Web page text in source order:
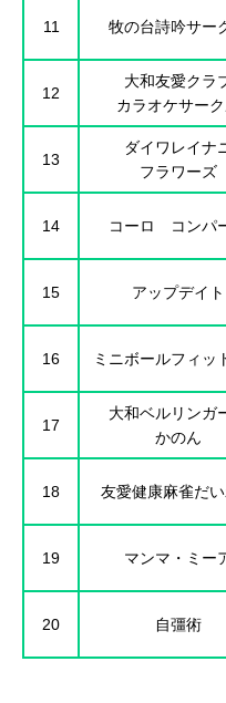
11 牧の台詩吟サー
12
大和友愛クラ
カラオケサー
13
ダイワレイナ
フラワーズ
14 コーロ コンパ
15 アップデイト
16 ミニボールフィッ
17
大和ベルリンガ
かのん
18 友愛健康麻雀だ
19 マンマ・ミー
20 自彊術